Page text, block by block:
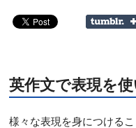
英作文で表現を
様々な表現を身につける